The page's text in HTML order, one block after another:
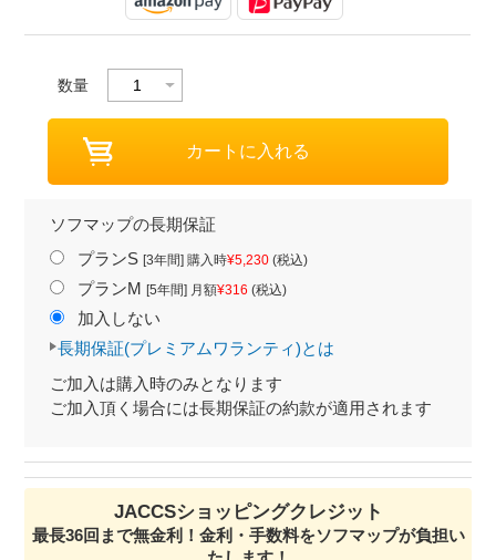
数量
ソフマップの長期保証
プランS [3年間] 購入時¥5,230(税込)
プランM [5年間] 月額¥316 (税込)
加入しない
長期保証(プレミアムワランティ)とは
ご加入は購入時のみとなります
ご加入頂く場合には長期保証の約款が適用されます
JACCSショッピングクレジット
最長36回まで無金利！金利・手数料をソフマップが負担い